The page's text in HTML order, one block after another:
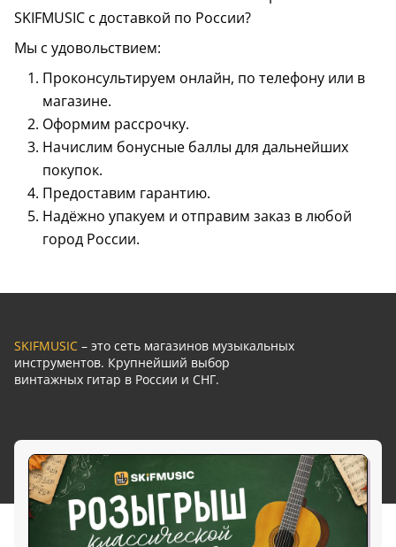
SKIFMUSIC с доставкой по России?
Мы с удовольствием:
Проконсультируем онлайн, по телефону или в
магазине.
Оформим рассрочку.
Начислим бонусные баллы для дальнейших
покупок.
Предоставим гарантию.
Надёжно упакуем и отправим заказ в любой
город России.
SKIFMUSIC – это сеть магазинов музыкальных
инструментов. Крупнейший выбор
винтажных гитар в России и СНГ.